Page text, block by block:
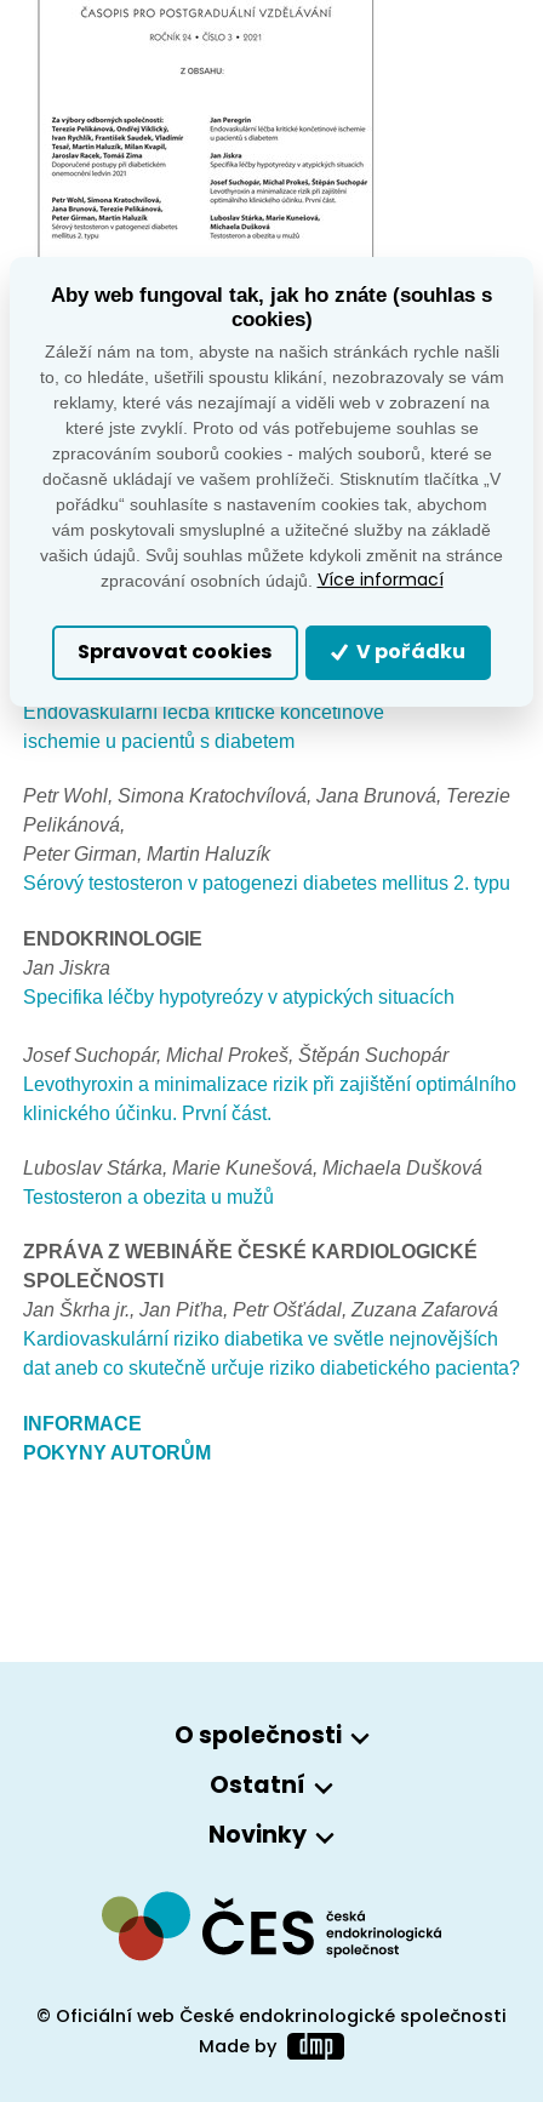
OBSAH
EDITORIAL
DIABETOLOGIE
Za výbory odborných společností:Terezie Pelikánová,
Ondřej Viklický, Ivan Rychlík, František Saudek, Vladimír
Tesař, Martin Haluzík, Milan Kvapil, Jaroslav Racek,
Tomáš Zima
2021
Jan Peregrin
Endovaskulární léčba kritické končetinové
ischemie u pacientů s diabetem
Petr Wohl, Simona Kratochvílová, Jana Brunová, Terezie
Pelikánová,
Peter Girman, Martin Haluzík
Sérový testosteron v patogenezi diabetes mellitus 2. typu
ENDOKRINOLOGIE
Jan Jiskra
Specifika léčby hypotyreózy v atypických situacích
Josef Suchopár, Michal Prokeš, Štěpán Suchopár
Levothyroxin a minimalizace rizik při zajištění optimálního
klinického účinku. První část.
Luboslav Stárka, Marie Kunešová, Michaela Dušková
Testosteron a obezita u mužů
ZPRÁVA Z WEBINÁŘE ČESKÉ KARDIOLOGICKÉ
SPOLEČNOSTI
Jan Škrha jr., Jan Piťha, Petr Ošťádal, Zuzana Zafarová
Kardiovaskulární riziko diabetika ve světle nejnovějších
dat aneb co skutečně určuje riziko diabetického pacienta?
INFORMACE
POKYNY AUTORŮM
O společnosti
Ostatní
Novinky
© Oficiální web České endokrinologické společnosti
Made by
Aby web fungoval tak, jak ho znáte (souhlas s
cookies)
Záleží nám na tom, abyste na našich stránkách rychle našli
to, co hledáte, ušetřili spoustu klikání, nezobrazovaly se vám
reklamy, které vás nezajímají a viděli web v zobrazení na
které jste zvyklí. Proto od vás potřebujeme souhlas se
zpracováním souborů cookies - malých souborů, které se
dočasně ukládají ve vašem prohlížeči. Stisknutím tlačítka „V
pořádku“ souhlasíte s nastavením cookies tak, abychom
vám poskytovali smysluplné a užitečné služby na základě
vašich údajů. Svůj souhlas můžete kdykoli změnit na stránce
zpracování osobních údajů. Více informací
Spravovat cookies V pořádku